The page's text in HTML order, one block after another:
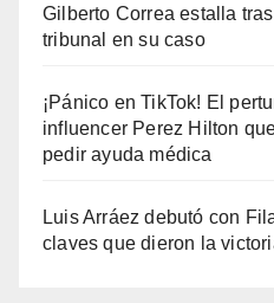
Gilberto Correa estalla
tribunal en su caso
¡Pánico en TikTok! El
influencer Perez Hilton
pedir ayuda médica
Luis Arráez debutó con
claves que dieron la